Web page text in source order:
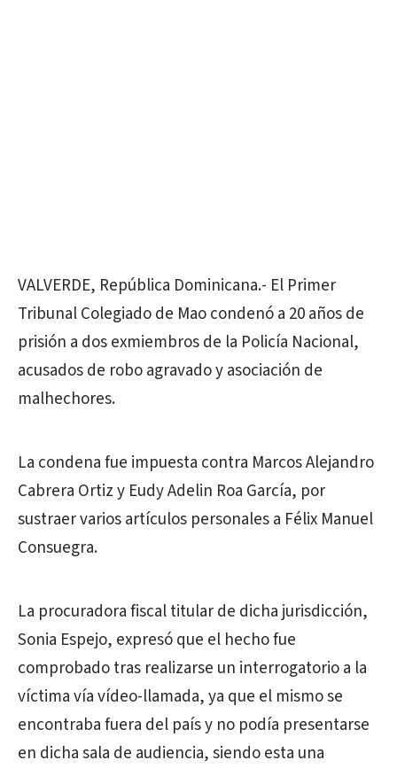
VALVERDE, República Dominicana.- El Primer
Tribunal Colegiado de Mao condenó a 20 años de
prisión a dos exmiembros de la Policía Nacional,
acusados de robo agravado y asociación de
malhechores.
La condena fue impuesta contra Marcos Alejandro
Cabrera Ortiz y Eudy Adelin Roa García, por
sustraer varios artículos personales a Félix Manuel
Consuegra.
La procuradora fiscal titular de dicha jurisdicción,
Sonia Espejo, expresó que el hecho fue
comprobado tras realizarse un interrogatorio a la
víctima vía vídeo-llamada, ya que el mismo se
encontraba fuera del país y no podía presentarse
en dicha sala de audiencia, siendo esta una